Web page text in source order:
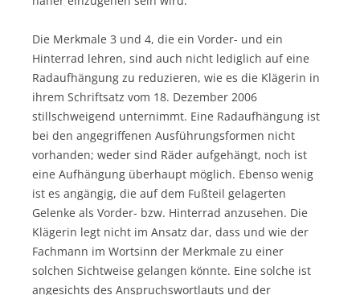
Die Merkmale 3 und 4, die ein Vorder- und ein
Hinterrad lehren, sind auch nicht lediglich auf eine
Radaufhängung zu reduzieren, wie es die Klägerin in
ihrem Schriftsatz vom 18. Dezember 2006
stillschweigend unternimmt. Eine Radaufhängung ist
bei den angegriffenen Ausführungsformen nicht
vorhanden; weder sind Räder aufgehängt, noch ist
eine Aufhängung überhaupt möglich. Ebenso wenig
ist es angängig, die auf dem Fußteil gelagerten
Gelenke als Vorder- bzw. Hinterrad anzusehen. Die
Klägerin legt nicht im Ansatz dar, dass und wie der
Fachmann im Wortsinn der Merkmale zu einer
solchen Sichtweise gelangen könnte. Eine solche ist
angesichts des Anspruchswortlauts und der